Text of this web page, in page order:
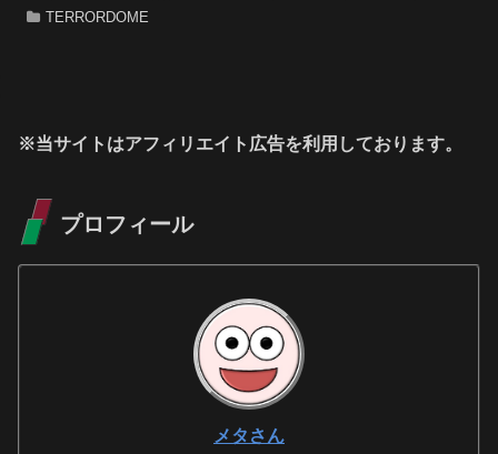
TERRORDOME
※当サイトはアフィリエイト広告を利用しております。
プロフィール
メタさん